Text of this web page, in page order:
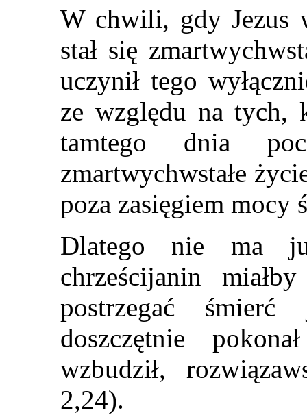
W chwili, gdy Jezus
stał się
uczynił tego
ze względu na tych,
tamtego dnia
zmartwychwstałe
poza zasięgiem mocy
Dlatego nie ma
chrześcijanin
postrzegać
doszczętnie
wzbudził,
2,24).